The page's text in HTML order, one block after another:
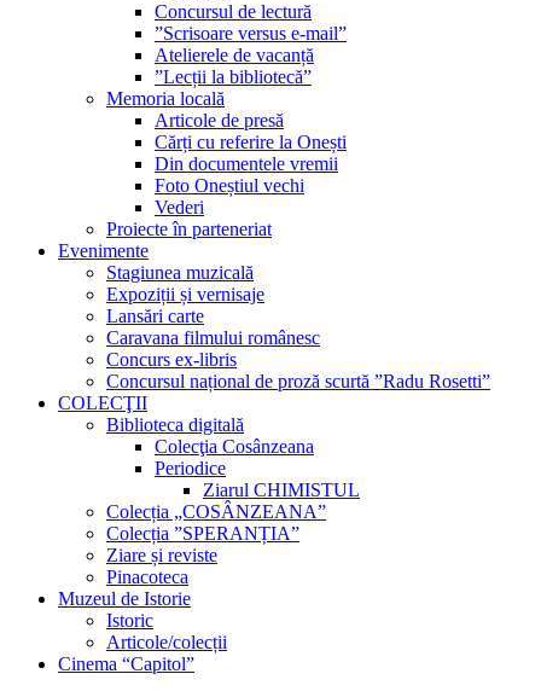
Concursul de lectură
”Scrisoare versus e-mail”
Atelierele de vacanță
”Lecții la bibliotecă”
Memoria locală
Articole de presă
Cărți cu referire la Onești
Din documentele vremii
Foto Oneștiul vechi
Vederi
Proiecte în parteneriat
Evenimente
Stagiunea muzicală
Expoziții și vernisaje
Lansări carte
Caravana filmului românesc
Concurs ex-libris
Concursul național de proză scurtă ”Radu Rosetti”
COLECŢII
Biblioteca digitală
Colecţia Cosânzeana
Periodice
Ziarul CHIMISTUL
Colecția „COSÂNZEANA”
Colecția ”SPERANȚIA”
Ziare și reviste
Pinacoteca
Muzeul de Istorie
Istoric
Articole/colecții
Cinema “Capitol”